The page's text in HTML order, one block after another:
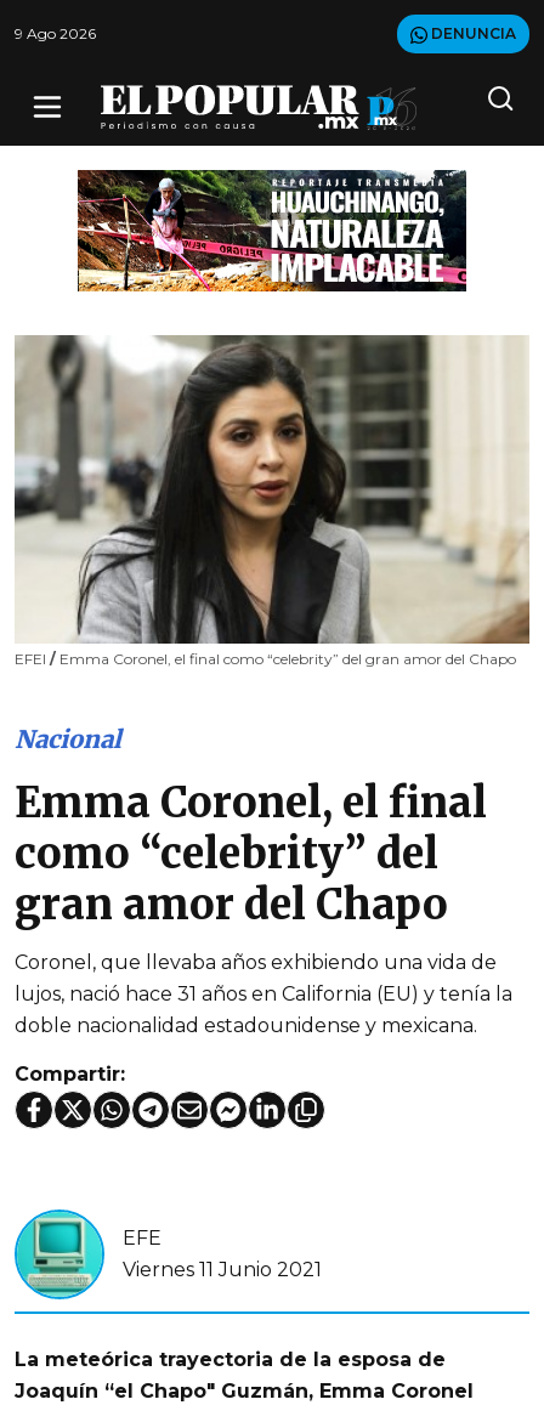
9 Ago 2026 DENUNCIA
EFEI / Emma Coronel, el final como “celebrity” del gran amor del Chapo
Nacional
Emma Coronel, el final
como “celebrity” del
gran amor del Chapo
Coronel, que llevaba años exhibiendo una vida de
lujos, nació hace 31 años en California (EU) y tenía la
doble nacionalidad estadounidense y mexicana.
Compartir:
EFE
Viernes 11 Junio 2021
La meteórica trayectoria de la esposa de
Joaquín “el Chapo" Guzmán, Emma Coronel